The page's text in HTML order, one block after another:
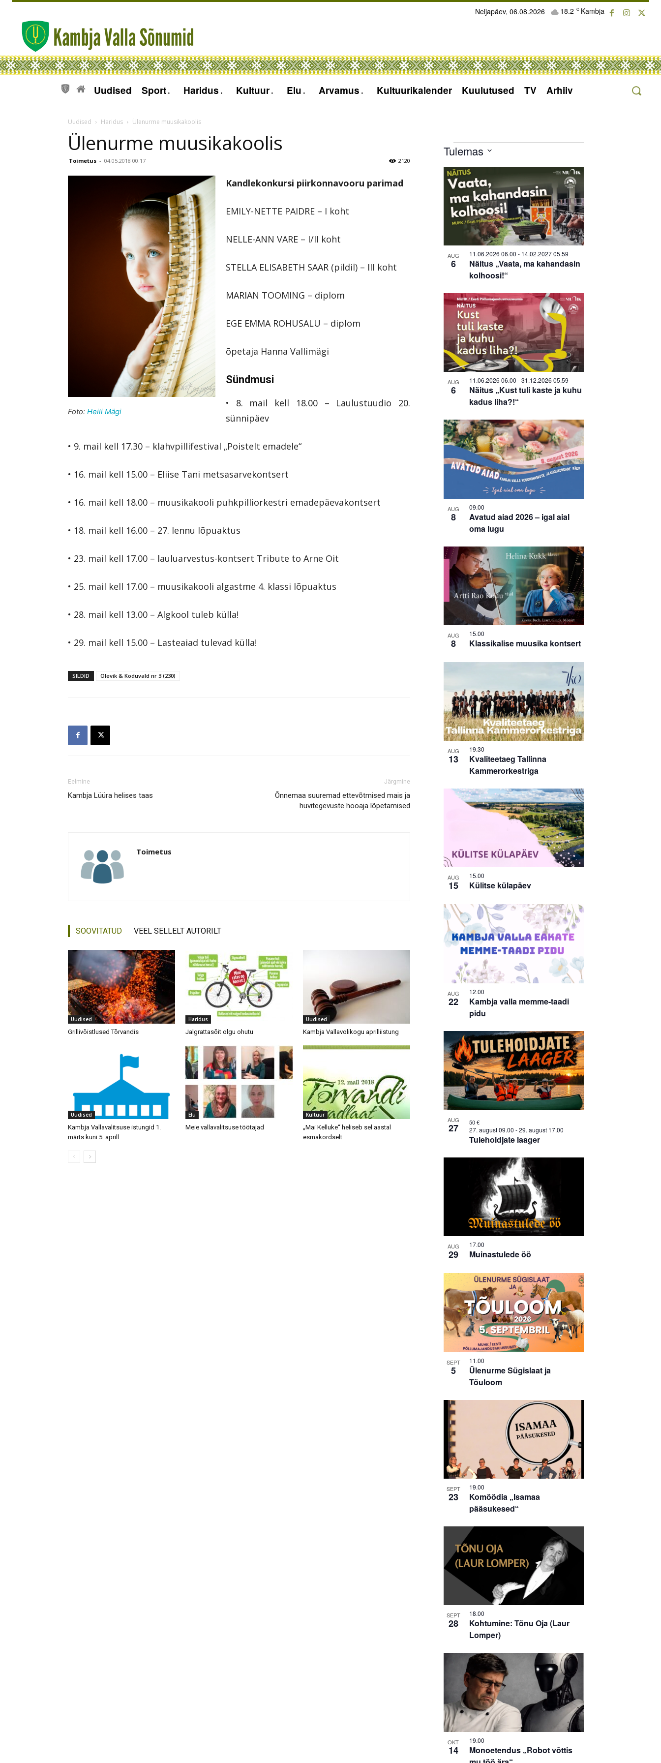
18.2 C Kambja
Neljapäev, 06.08.2026
Uudised Sport Haridus Kultuur Elu Arvamus Kultuurikalender Kuulutused TV Arhiiv
Uudised Haridus Ülenurme muusikakoolis
Ülenurme muusikakoolis
Toimetus - 04.05.2018 00.17 2120
Foto: Heili Mägi
Kandlekonkursi piirkonnavooru parimad
EMILY-NETTE PAIDRE – I koht
NELLE-ANN VARE – I/II koht
STELLA ELISABETH SAAR (pildil) – III koht
MARIAN TOOMING – diplom
EGE EMMA ROHUSALU – diplom
õpetaja Hanna Vallimägi
Sündmusi
• 8. mail kell 18.00 – Laulustuudio 20.
sünnipäev
• 9. mail kell 17.30 – klahvpillifestival „Poistelt emadele“
• 16. mail kell 15.00 – Eliise Tani metsasarvekontsert
• 16. mail kell 18.00 – muusikakooli puhkpilliorkestri emadepäevakontsert
• 18. mail kell 16.00 – 27. lennu lõpuaktus
• 23. mail kell 17.00 – lauluarvestus-kontsert Tribute to Arne Oit
• 25. mail kell 17.00 – muusikakooli algastme 4. klassi lõpuaktus
• 28. mail kell 13.00 – Algkool tuleb külla!
• 29. mail kell 15.00 – Lasteaiad tulevad külla!
SILDID Olevik & Koduvald nr 3 (230)
Eelmine
Kambja Lüüra helises taas
Järgmine
Õnnemaa suuremad ettevõtmised mais ja
huvitegevuste hooaja lõpetamised
Toimetus
SOOVITATUD VEEL SELLELT AUTORILT
Uudised
Grillivõistlused Tõrvandis
Haridus
Jalgrattasõit olgu ohutu
Uudised
Kambja Vallavolikogu aprilliistung
Uudised
Kambja Vallavalitsuse istungid 1.
märts kuni 5. aprill
Elu
Meie vallavalitsuse töötajad
Kultuur
„Mai Kelluke“ heliseb sel aastal
esmakordselt
Sündmused
Tulemas
date.
List
of
events
Photo
View
AUG
6
Näitus „Vaata, ma kahandasin
kolhoosi!“
11.06.2026 06.00 - 14.02.2027 05.59
AUG
6
Näitus „Kust tuli kaste ja kuhu
kadus liha?!“
11.06.2026 06.00 -31.12.2026 05.59
AUG
8
Avatud aiad 2026 – igal aial
oma lugu
09.00
AUG
8 Klassikalise muusika kontsert
15.00
AUG
13
Kvaliteetaeg Tallinna
Kammerorkestriga
19.30
AUG
15 Külitse külapäev
15.00
AUG
22
Kambja valla memme-taadi
pidu
12.00
AUG
27
Tulehoidjate laager
27. august 09.00 -29. august 17.00
50 €
AUG
29 Muinastulede öö
17.00
SEPT
5
Ülenurme Sügislaat ja
Tõuloom
11.00
SEPT
23
Komöödia „Isamaa
pääsukesed“
19.00
SEPT
28
Kohtumine: Tõnu Oja (Laur
Lomper)
18.00
OKT
14
Monoetendus „Robot võttis
19.00